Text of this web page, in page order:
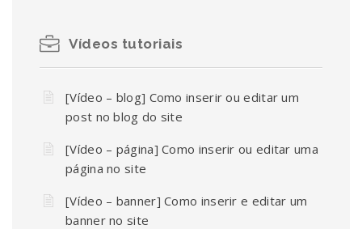
Vídeos tutoriais
[Vídeo – blog] Como inserir ou editar um
post no blog do site
[Vídeo – página] Como inserir ou editar uma
página no site
[Vídeo – banner] Como inserir e editar um
banner no site